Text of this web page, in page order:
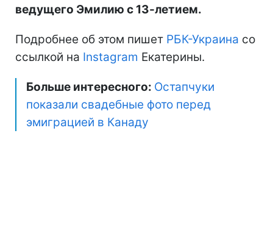
ведущего Эмилию с 13-летием.
Подробнее об этом пишет РБК-Украина со
ссылкой на Instagram Екатерины.
Больше интересного: Остапчуки
показали свадебные фото перед
эмиграцией в Канаду